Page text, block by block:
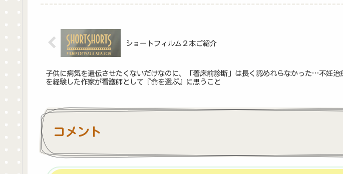
ショートフィルム２本ご紹介
子供に病気を遺伝させたくないだけなのに、「着床前診断」は長く認めれらなかった…不妊治
を経験した作家が看護師として『命を選ぶ』に思うこと
コメント